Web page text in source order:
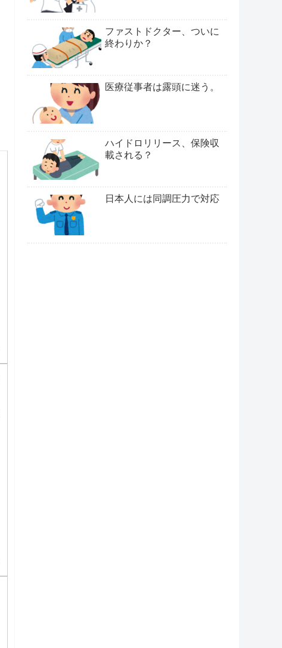
ファストドクター、ついに
終わりか？
医療従事者は露頭に迷う。
ハイドロリリース、保険収
載される？
日本人には同調圧力で対応